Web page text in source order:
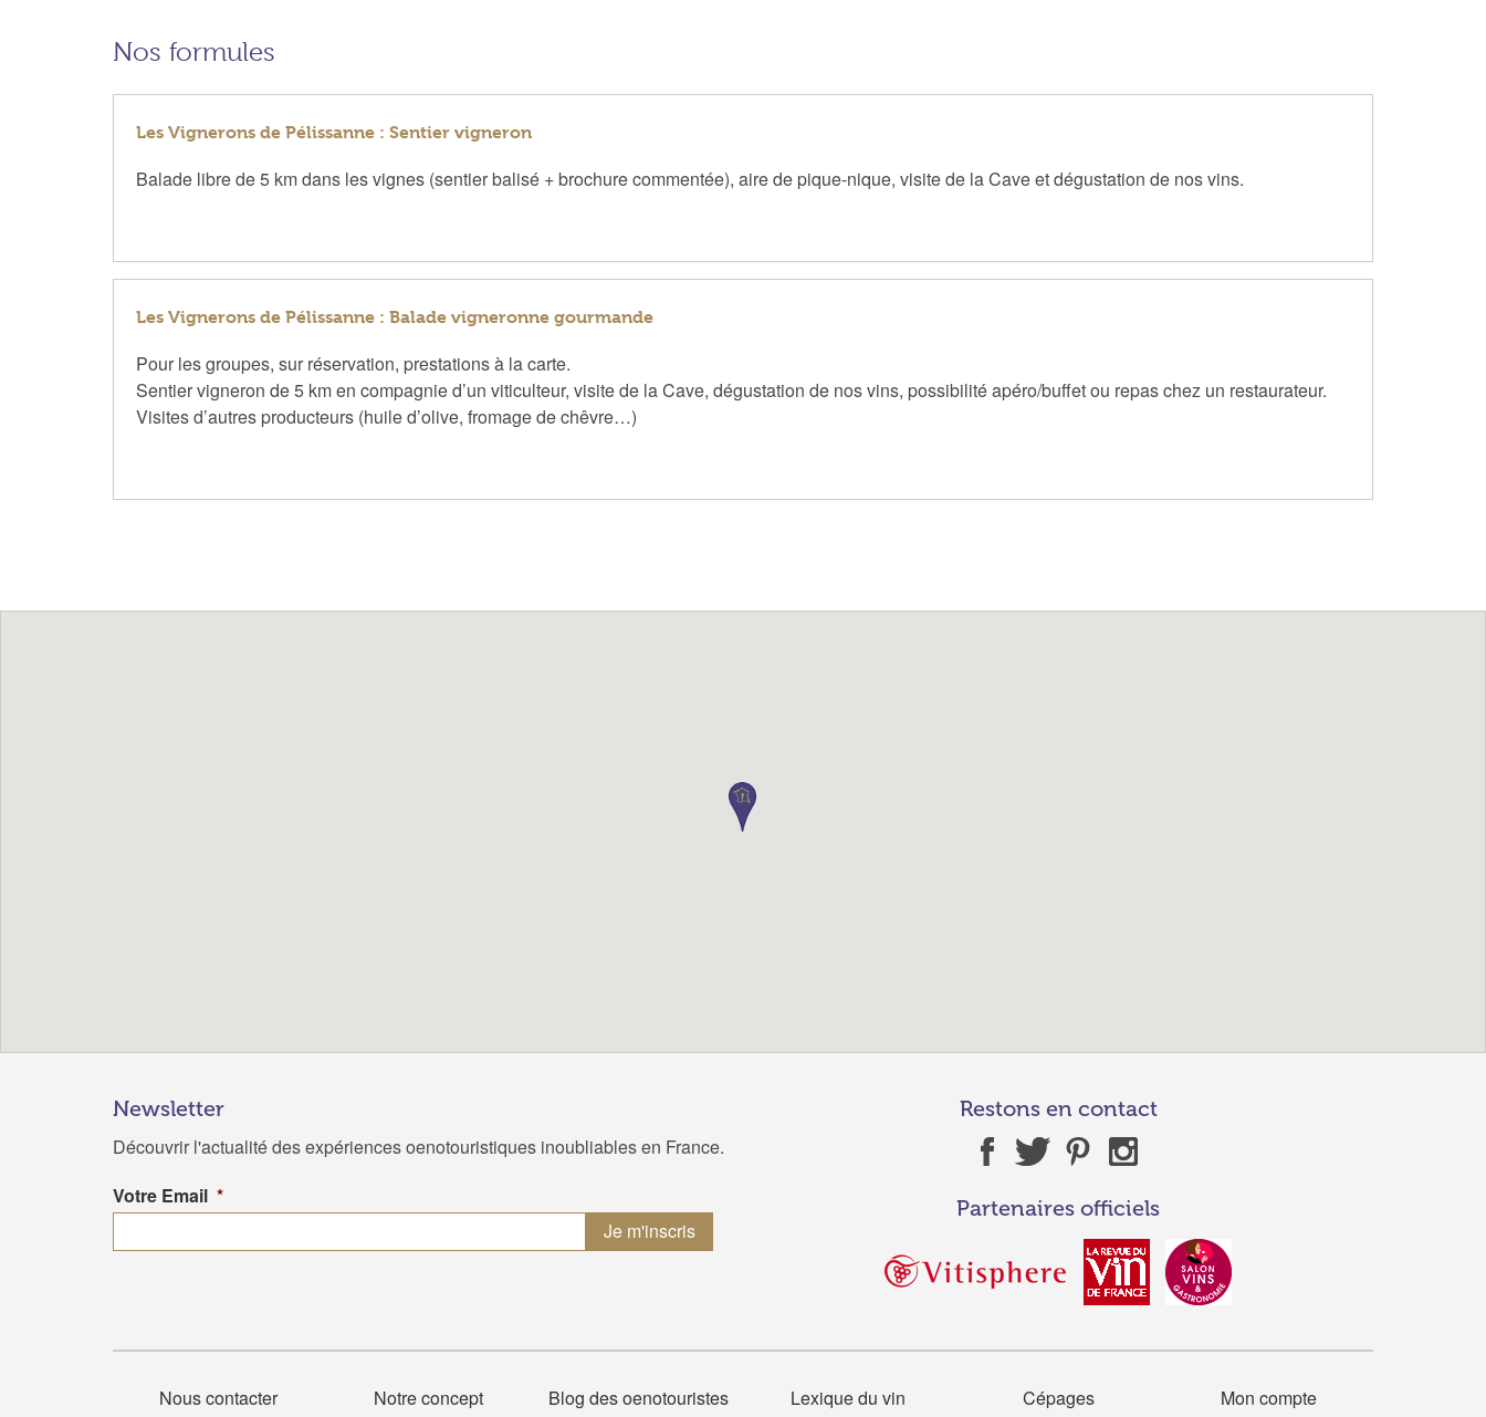
Nos formules
Les Vignerons de Pélissanne : Sentier vigneron
Balade libre de 5 km dans les vignes (sentier balisé + brochure commentée), aire de pique-nique, visite de la Cave et dégustation de nos vins.
Les Vignerons de Pélissanne : Balade vigneronne gourmande
Pour les groupes, sur réservation, prestations à la carte.
Sentier vigneron de 5 km en compagnie d’un viticulteur, visite de la Cave, dégustation de nos vins, possibilité apéro/buffet ou repas chez un restaurateur.
Visites d’autres producteurs (huile d’olive, fromage de chêvre…)
Newsletter
Découvrir l'actualité des expériences oenotouristiques inoubliables en France.
Votre Email *
Restons en contact
Partenaires officiels
Nous contacter Notre concept Blog des oenotouristes Lexique du vin Cépages Mon compte